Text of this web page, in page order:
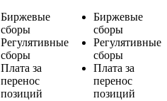
Биржевые
сборы
Регулятивные
сборы
Плата за
перенос
позиций
Биржевые
сборы
Регулятивные
сборы
Плата за
перенос
позиций